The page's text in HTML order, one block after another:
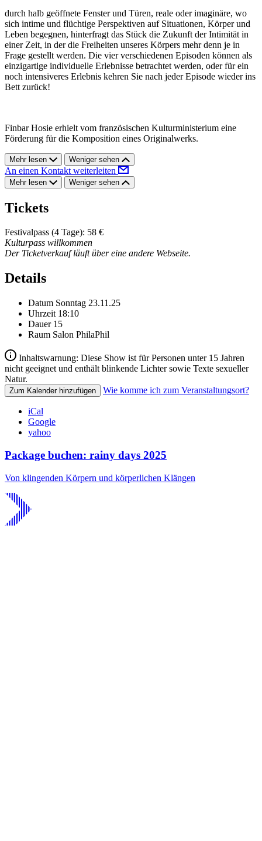
durch halb geöffnete Fenster und Türen, reale oder imaginäre, wo
sich intime und flüchtige Perspektiven auf Situationen, Körper und
Leben begegnen, hinterfragt das Stück die Zukunft der Intimität in
einer Zeit, in der die Freiheiten unseres Körpers mehr denn je in
Frage gestellt werden. Die vier verschiedenen Episoden können als
einzigartige individuelle Erlebnisse betrachtet werden, oder für ein
noch intensiveres Erlebnis kehren Sie nach jeder Episode wieder ins
Bett zurück!
Finbar Hosie erhielt vom französischen Kulturministerium eine
Förderung für die Komposition eines Originalwerks.
Mehr lesen Weniger sehen
An einen Kontakt weiterleiten
Mehr lesen Weniger sehen
Tickets
Festivalpass (4 Tage): 58 €
Kulturpass willkommen
Der Ticketverkauf läuft über eine andere Webseite.
Details
Datum Sonntag 23.11.25
Uhrzeit 18:10
Dauer 15
Raum Salon PhilaPhil
Inhaltswarnung: Diese Show ist für Personen unter 15 Jahren
nicht geeignet und enthält blinkende Lichter sowie Texte sexueller
Natur.
Zum Kalender hinzufügen Wie komme ich zum Veranstaltungsort?
iCal
Google
yahoo
Package buchen: rainy days 2025
Von klingenden Körpern und körperlichen Klängen